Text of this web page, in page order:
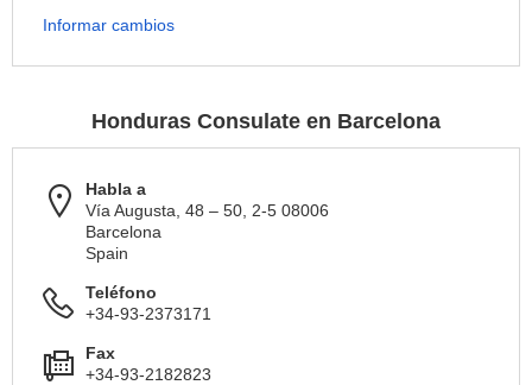
Informar cambios
Honduras Consulate en Barcelona
Habla a
Vía Augusta, 48 – 50, 2-5 08006
Barcelona
Spain
Teléfono
+34-93-2373171
Fax
+34-93-2182823